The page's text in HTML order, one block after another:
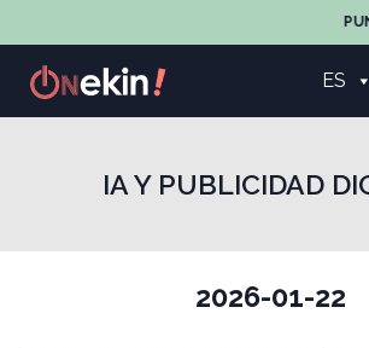
ES
IA Y PUBLICIDAD
2026-01-22